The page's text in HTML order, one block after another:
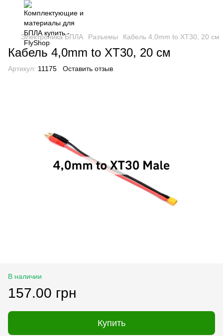
Электроника БПЛА Разъемы Кабель 4,0mm to XT30, 20 см
Кабель 4,0mm to XT30, 20 см
Артикул: 11175 Оставить отзыв
В наличии
157.00 грн
Купить